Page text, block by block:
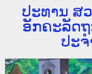
ປະທານ ສ
ອັກຄະລັດ
ປະ